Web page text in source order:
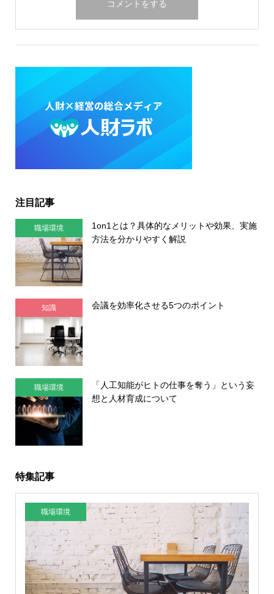
注目記事
職場環境
1on1とは？具体的なメリットや効果、実施
方法を分かりやすく解説
知識 会議を効率化させる5つのポイント
職場環境
「人工知能がヒトの仕事を奪う」という妄
想と人材育成について
特集記事
職場環境